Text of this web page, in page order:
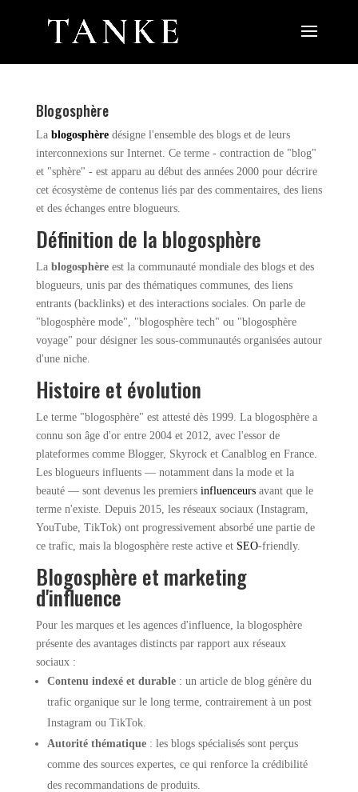
Blogosphère
La blogosphèredésigne l'ensemble des blogs et de leurs
interconnexions sur Internet. Ce terme - contraction de "blog"
et "sphère" - est apparu au début des années 2000 pour décrire
cet écosystème de contenus liés par des commentaires, des liens
et des échanges entre blogueurs.
Définition de la blogosphère
La blogosphèreest la communauté mondiale des blogs et des
blogueurs, unis par des thématiques communes, des liens
entrants (backlinks) et des interactions sociales. On parle de
"blogosphère mode", "blogosphère tech" ou "blogosphère
voyage" pour désigner les sous-communautés organisées autour
d'une niche.
Histoire et évolution
Le terme "blogosphère" est attesté dès 1999. La blogosphère a
connu son âge d'or entre 2004 et 2012, avec l'essor de
plateformes comme Blogger, Skyrock et Canalblog en France.
Les blogueurs influents — notamment dans la mode et la
beauté — sont devenus les premiers influenceursavant que le
terme n'existe. Depuis 2015, les réseaux sociaux (Instagram,
YouTube, TikTok) ont progressivement absorbé une partie de
ce trafic, mais la blogosphère reste active et SEO-friendly.
Blogosphère et marketing
d'influence
Pour les marques et les agences d'influence, la blogosphère
présente des avantages distincts par rapport aux réseaux
sociaux :
Contenu indexé et durable: un article de blog génère du
trafic organique sur le long terme, contrairement à un post
Instagram ou TikTok.
Autorité thématique: les blogs spécialisés sont perçus
comme des sources expertes, ce qui renforce la crédibilité
des recommandations de produits.